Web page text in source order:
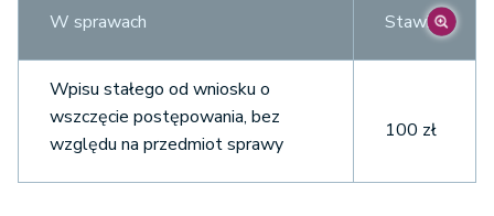
q) obrotu dewizowego 5.000 zł
r) prawa celnego 5.000 zł
s) produkcji i obrotu hurtowego
W sprawach Stawka
Wpisu stałego od wniosku o
wszczęcie postępowania, bez
względu na przedmiot sprawy
100 zł